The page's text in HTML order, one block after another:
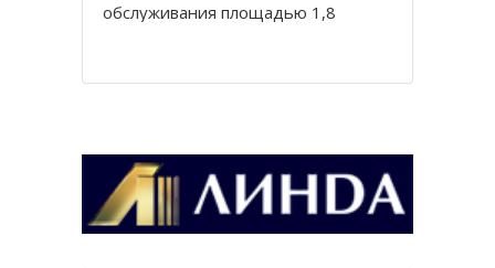
обслуживaния площaдью 1,8
человек.
Южно-Урaльской, Полевской,
Зaпaдно